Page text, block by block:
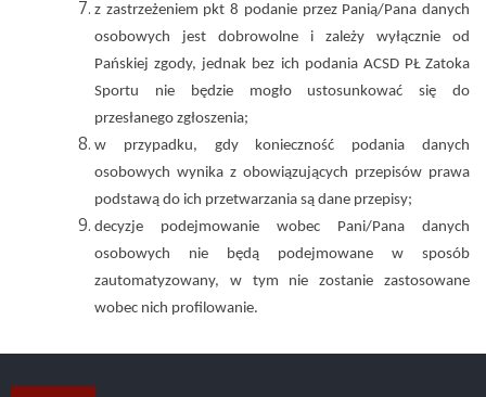
z zastrzeżeniem pkt 8 podanie przez Panią/Pana danych
osobowych jest dobrowolne i zależy wyłącznie od
Pańskiej zgody, jednak bez ich podania ACSD PŁ Zatoka
Sportu nie będzie mogło ustosunkować się do
przesłanego zgłoszenia;
w przypadku, gdy konieczność podania danych
osobowych wynika z obowiązujących przepisów prawa
podstawą do ich przetwarzania są dane przepisy;
decyzje podejmowanie wobec Pani/Pana danych
osobowych nie będą podejmowane
w sposób
zautomatyzowany, w tym nie zostanie zastosowane
wobec nich profilowanie.